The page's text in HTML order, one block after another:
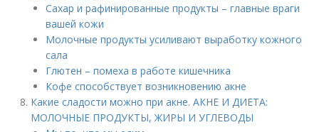
Сахар и рафинированные продукты – главные враги
вашей кожи
Молочные продукты усиливают выработку кожного
сала
Глютен – помеха в работе кишечника
Кофе способствует возникновению акне
Какие сладости можно при акне. АКНЕ И ДИЕТА:
МОЛОЧНЫЕ ПРОДУКТЫ, ЖИРЫ И УГЛЕВОДЫ